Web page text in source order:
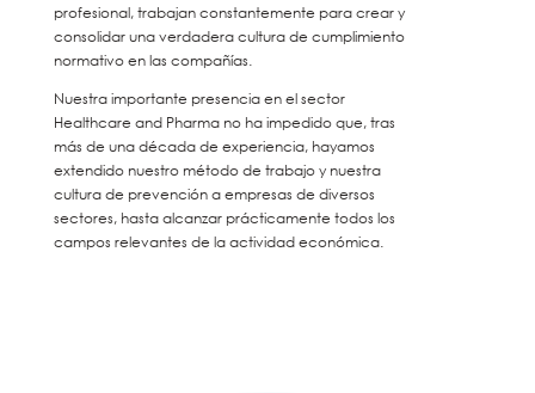
profesional, trabajan constantemente para crear y
consolidar una verdadera cultura de cumplimiento
normativo en las compañías.
Nuestra importante presencia en el sector
Healthcare and Pharma no ha impedido que, tras
más de una década de experiencia, hayamos
extendido nuestro método de trabajo y nuestra
cultura de prevención a empresas de diversos
sectores, hasta alcanzar prácticamente todos los
campos relevantes de la actividad económica.